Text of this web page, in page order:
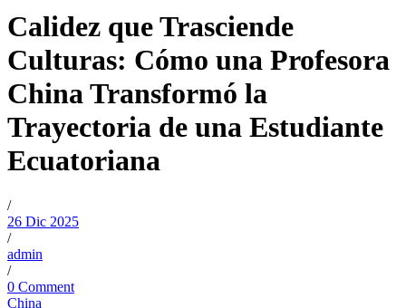
Calidez que Trasciende
Culturas: Cómo una Profesora
China Transformó la
Trayectoria de una Estudiante
Ecuatoriana
/
26 Dic 2025
/
admin
/
0 Comment
China